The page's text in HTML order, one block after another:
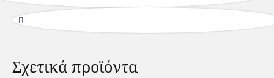
Σχετικά προϊόντα